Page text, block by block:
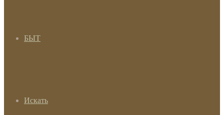
БЫТ
Искать